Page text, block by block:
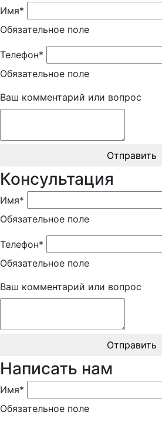
Имя*
Обязательное поле
Телефон*
Обязательное поле
Ваш комментарий или вопрос
Отправить
Консультация
Имя*
Обязательное поле
Телефон*
Обязательное поле
Ваш комментарий или вопрос
Отправить
Написать нам
Имя*
Обязательное поле